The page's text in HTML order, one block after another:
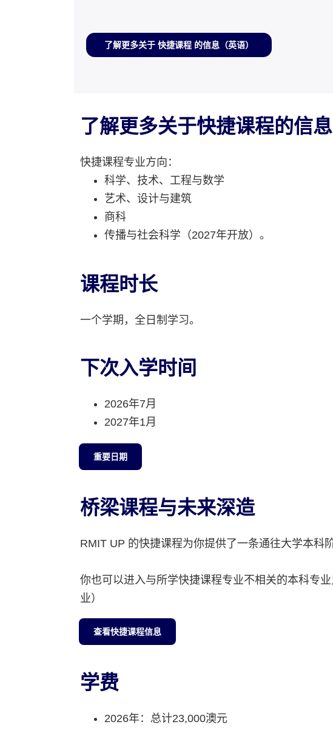
了解更多关于 快捷课程 的信息（英语）
了解更多关于快捷课程的信息
快捷课程专业方向：
科学、技术、工程与数学
艺术、设计与建筑
商科
传播与社会科学（2027年开放）。
课程时长
一个学期，全日制学习。
下次入学时间
2026年7月
2027年1月
重要日期
桥梁课程与未来深造
RMIT UP 的快捷课程为你提供了一条通往大学本科
你也可以进入与所学快捷课程专业不相关的本科专
业）
查看快捷课程信息
学费
2026年：总计23,000澳元